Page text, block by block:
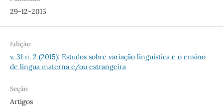
29-12-2015
Edição
v. 31 n. 2 (2015): Estudos sobre variação linguística e o ensino
de língua materna e/ou estrangeira
Seção
Artigos